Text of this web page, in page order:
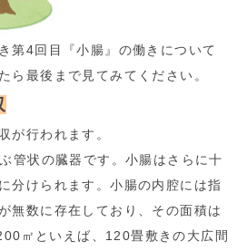
第4回目『小腸』の働きについて
ら最後まで見てみてください。
が行われます。
管状の臓器です。小腸はさらに十
分けられます。小腸の内腔には指
無数に存在しており、その面積は
㎡といえば、120畳敷きの大広間